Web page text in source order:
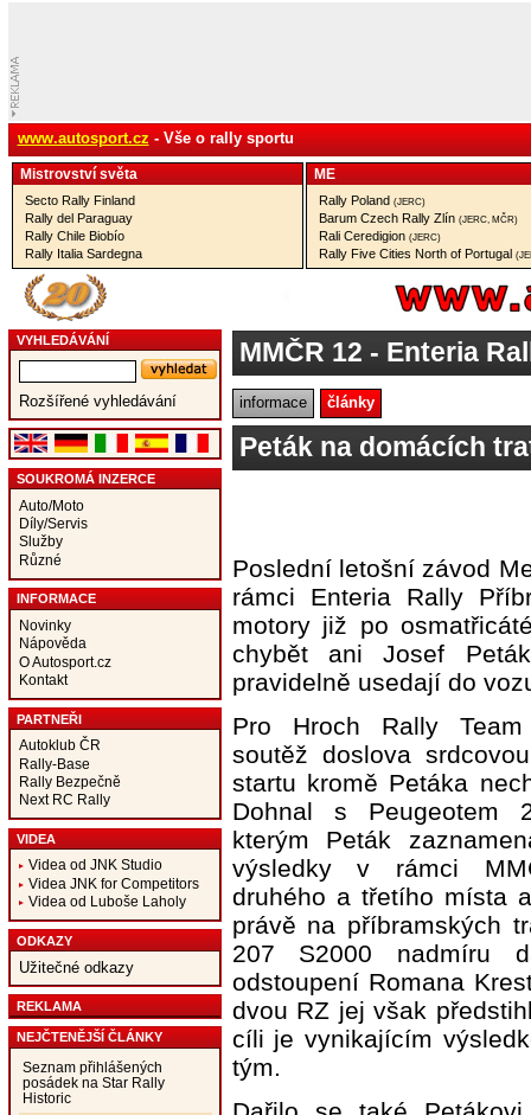
www.autosport.cz - Vše o rally sportu
Mistrovství­ světa
Secto Rally Finland
Rally del Paraguay
Rally Chile Biobío
Rally Italia Sardegna
ME
Rally Poland (JERC)
Barum Czech Rally Zlín (JERC, MČR)
Rali Ceredigion (JERC)
Rally Five Cities North of Portugal
VYHLEDÁVÁNÍ
Rozšířené vyhledávání
SOUKROMÁ INZERCE
Auto/Moto
Díly/Servis
Služby
Různé
INFORMACE
Novinky
Nápověda
O Autosport.cz
Kontakt
PARTNEŘI
Autoklub ČR
Rally-Base
Rally Bezpečně
Next RC Rally
VIDEA
Videa od JNK Studio
Videa JNK for Competitors
Videa od Luboše Laholy
ODKAZY
Užitečné odkazy
REKLAMA
NEJČTENĚJŠÍ ČLÁNKY
Seznam přihlášených
posádek na Star Rally
Historic
MMČR 12 - Enteria
informace články
Peták na domácích
Poslední letošní závod
rámci Enteria Rally
motory již po
chybět ani Josef
pravidelně usedají do
Pro Hroch Rally
soutěž doslova
startu kromě Petáka
Dohnal s Peugeotem
kterým Peták
výsledky v rámci
druhého a třetího místa
právě na příbramských
207 S2000 nadmíru
odstoupení Romana
dvou RZ jej však
cíli je vynikajícím
tým.